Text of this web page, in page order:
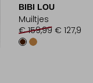
BIBI LOU
Muiltjes
€ 159,99 € 127,99